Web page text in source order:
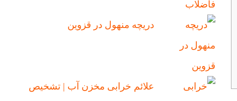
دریچه منهول در قزوین
علائم خرابی مخزن آب | تشخیص